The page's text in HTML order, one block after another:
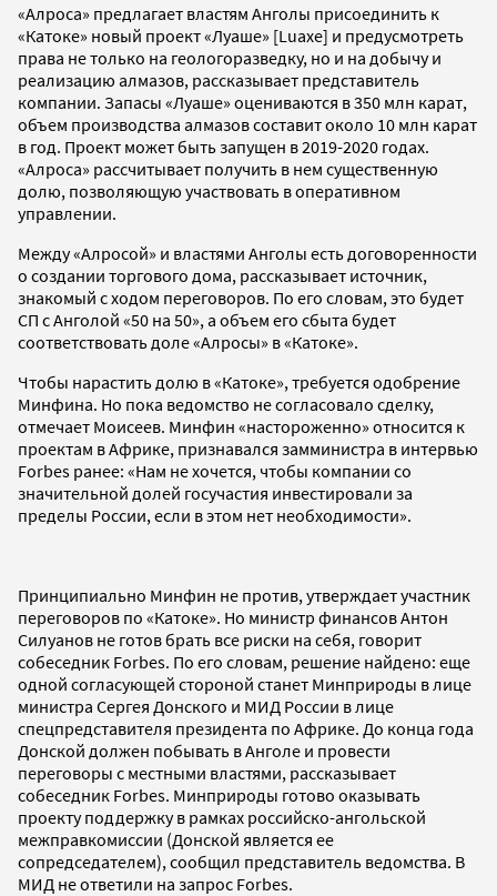
«Алроса» предлагает властям Анголы присоединить к
«Катоке» новый проект «Луаше» [Luaxe] и предусмотреть
права не только на геологоразведку, но и на добычу и
реализацию алмазов, рассказывает представитель
компании. Запасы «Луаше» оцениваются в 350 млн карат,
объем производства алмазов составит около 10 млн карат
в год. Проект может быть запущен в 2019-2020 годах.
«Алроса» рассчитывает получить в нем существенную
долю, позволяющую участвовать в оперативном
управлении.
Между «Алросой» и властями Анголы есть договоренности
о создании торгового дома, рассказывает источник,
знакомый с ходом переговоров. По его словам, это будет
СП с Анголой «50 на 50», а объем его сбыта будет
соответствовать доле «Алросы» в «Катоке».
Чтобы нарастить долю в «Катоке», требуется одобрение
Минфина. Но пока ведомство не согласовало сделку,
отмечает Моисеев. Минфин «настороженно» относится к
проектам в Африке, признавался замминистра в интервью
Forbes ранее: «Нам не хочется, чтобы компании со
значительной долей госучастия инвестировали за
пределы России, если в этом нет необходимости».
Принципиально Минфин не против, утверждает участник
переговоров по «Катоке». Но министр финансов Антон
Силуанов не готов брать все риски на себя, говорит
собеседник Forbes. По его словам, решение найдено: еще
одной согласующей стороной станет Минприроды в лице
министра Сергея Донского и МИД России в лице
спецпредставителя президента по Африке. До конца года
Донской должен побывать в Анголе и провести
переговоры с местными властями, рассказывает
собеседник Forbes. Минприроды готово оказывать
проекту поддержку в рамках российско-ангольской
межправкомиссии (Донской является ее
сопредседателем), сообщил представитель ведомства. В
МИД не ответили на запрос Forbes.